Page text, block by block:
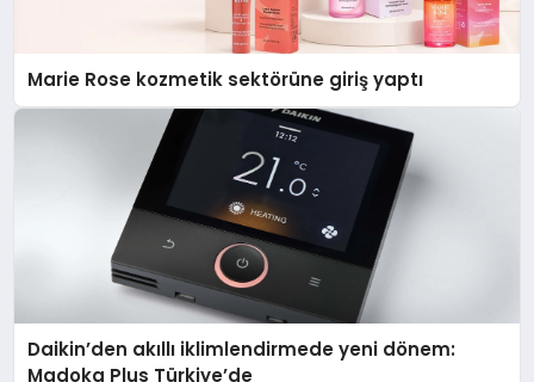
Marie Rose kozmetik sektörüne giriş yaptı
Daikin’den akıllı iklimlendirmede yeni dönem:
Madoka Plus Türkiye’de